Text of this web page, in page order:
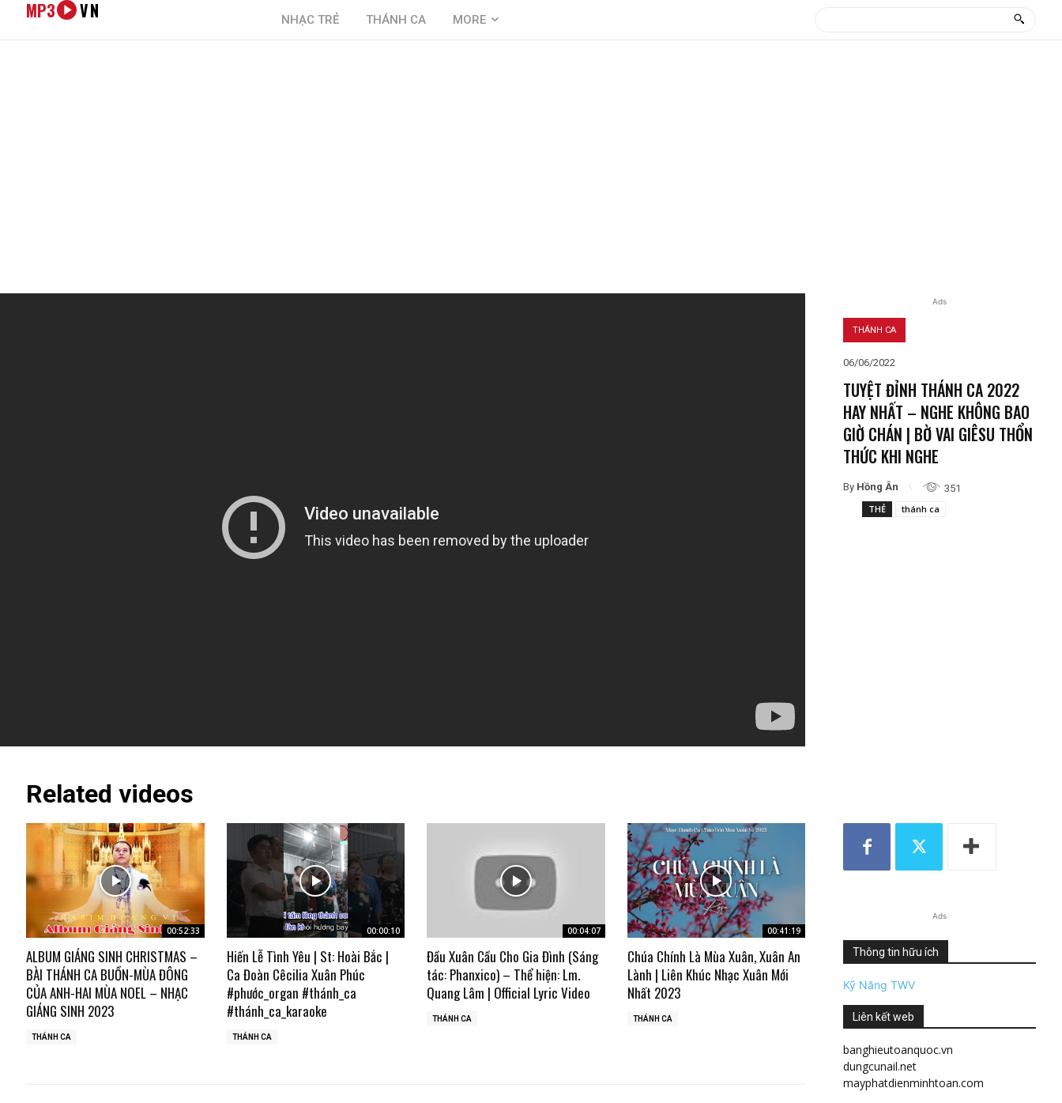
MP3 VN NHẠC TRẺ THÁNH CA MORE
Ads
THÁNH CA
06/06/2022
TUYỆT ĐỈNH THÁNH CA 2022
HAY NHẤT – NGHE KHÔNG BAO
GIỜ CHÁN | BỜ VAI GIÊSU THỔN
THỨC KHI NGHE
By Hồng Ân
351
THẺ
thánh ca
Related videos
00:52:33
ALBUM GIÁNG SINH CHRISTMAS –
BÀI THÁNH CA BUỒN-MÙA ĐÔNG
CỦA ANH-HAI MÙA NOEL – NHẠC
GIÁNG SINH 2023
THÁNH CA
00:00:10
Hiến Lễ Tình Yêu | St: Hoài Bắc |
Ca Đoàn Cêcilia Xuân Phúc
#phước_organ #thánh_ca
#thánh_ca_karaoke
THÁNH CA
00:04:07
Đầu Xuân Cầu Cho Gia Đình (Sáng
tác: Phanxico) – Thể hiện: Lm.
Quang Lâm | Official Lyric Video
THÁNH CA
00:41:19
Chúa Chính Là Mùa Xuân, Xuân An
Lành | Liên Khúc Nhạc Xuân Mới
Nhất 2023
THÁNH CA
Ads
Thông tin hữu ích
Kỹ Năng TWV
Liên kết web
banghieutoanquoc.vn
dungcunail.net
mayphatdienminhtoan.com